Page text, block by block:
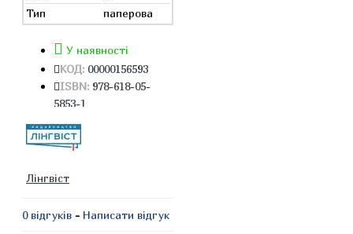
Тип
паперова
У наявності
КОД: 00000156593
ISBN: 978-618-05-
5853-1
Лінгвіст
0 відгуків - Написати відгук